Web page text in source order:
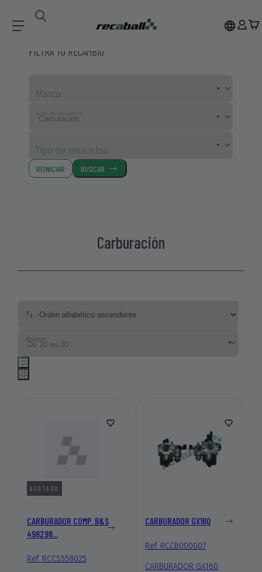
Recambios Compatibles
FILTRA TU RECAMBIO
Marca
Área de aplicación
Tipo de recambio
REINICIAR BUSCAR
Carburación
Mostrar:
AGOTADO
CARBURADOR COMP. B&S
498298...
Ref. RCCS558025
CARBURADOR GX160
Ref. RCCB000007
CARBURADOR GX160